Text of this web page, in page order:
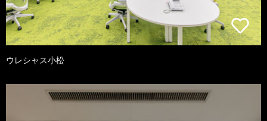
ウレシャス小松